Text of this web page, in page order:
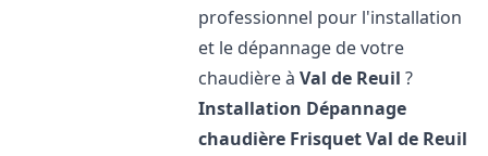
professionnel pour l'installation
et le dépannage de votre
chaudière àVal de Reuil ?
Installation Dépannage
chaudière FrisquetVal de Reuil